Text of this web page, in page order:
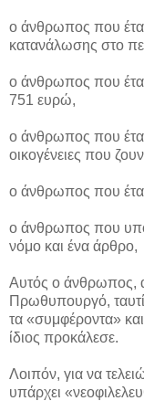
ο άνθρωπος που
κατανάλωσης στο
ο άνθρωπος που
751 ευρώ,
ο άνθρωπος που
οικογένειες που
ο άνθρωπος που
ο άνθρωπος που
νόμο και ένα άρθρο,
Αυτός ο άνθρωπος,
Πρωθυπουργό,
τα «συμφέροντα»
ίδιος προκάλεσε.
Λοιπόν, για να
υπάρχει